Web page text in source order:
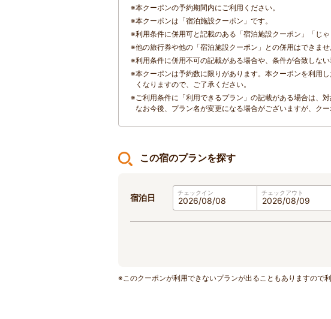
※本クーポンの予約期間内にご利用ください。
※本クーポンは「宿泊施設クーポン」です。
※利用条件に併用可と記載のある「宿泊施設クーポン」「じ
※他の旅行券や他の「宿泊施設クーポン」との併用はできませ
※利用条件に併用不可の記載がある場合や、条件が合致しない
※本クーポンは予約数に限りがあります。本クーポンを利用
くなりますので、ご了承ください。
※ご利用条件に「利用できるプラン」の記載がある場合は、
なお今後、プラン名が変更になる場合がございますが、ク
この宿のプランを探す
宿泊日 チェックイン チェックアウト
※このクーポンが利用できないプランが出ることもありますので